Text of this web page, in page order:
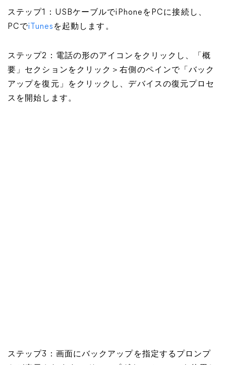
ステップ1：USBケーブルでiPhoneをPCに接続し、
PCでiTunes を起動します。
ステップ2：電話の形のアイコンをクリックし、「概
要」セクションをクリック＞右側のペインで「バック
アップを復元」をクリックし、デバイスの復元プロセ
スを開始します。
ステップ3：画面にバックアップを指定するプロンプ